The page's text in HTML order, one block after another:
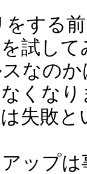
をする
を試し
なの
くな
失敗
ップ